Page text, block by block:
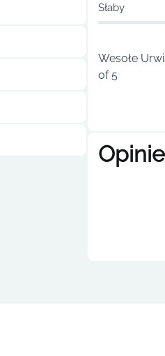
Słaby
Wesołe
of 5